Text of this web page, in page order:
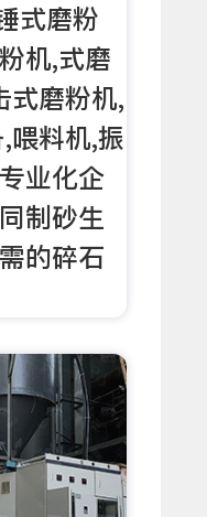
式磨粉
机,式磨
式磨粉机,
喂料机,振
业化企
制砂生
的碎石